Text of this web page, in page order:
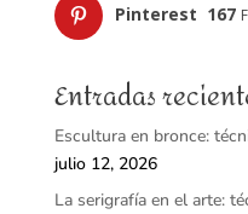
Pinterest 167
Entradas
Escultura en bronce:
julio 12, 2026
La serigrafía en el arte: